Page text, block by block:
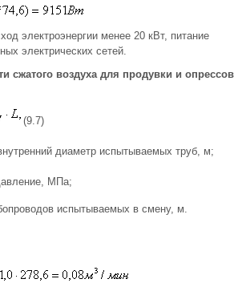
электроэнергии менее 20 кВт, питание
электрических сетей.
сжатого воздуха для продувки и
(9.7)
диаметр испытываемых труб, м;
МПа;
испытываемых в смену, м.